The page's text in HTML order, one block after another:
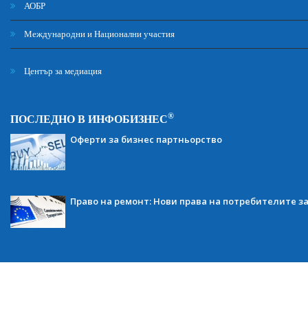
АОБР
Международни и Национални участия
Център за медиация
ПОСЛЕДНО В ИНФОБИЗНЕС®
Оферти за бизнес партньорство
Право на ремонт: Нови права на потребителите